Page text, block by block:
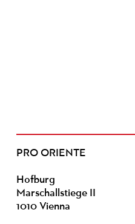
PRO ORIENTE
Hofburg
Marschallstiege II
1010 Vienna